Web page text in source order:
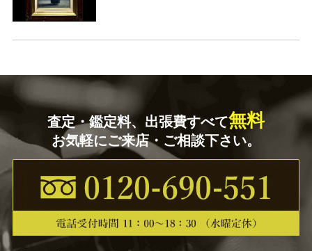
査定・鑑定料、出張費すべて無料
お気軽にご来店・ご相談下さい。